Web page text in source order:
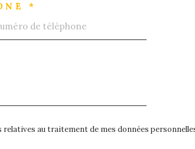
*
au traitement de mes données